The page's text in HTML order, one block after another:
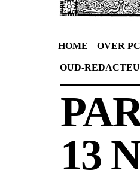
HOME OVER
OUD-
13